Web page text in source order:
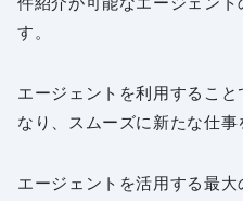
す。
エージェントを利用するこ
なり、スムーズに新たな仕事
エージェントを活用する最